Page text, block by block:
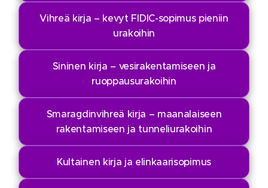
Vihreä kirja – kevyt FIDIC-sopimus pieniin
urakoihin
Sininen kirja – vesirakentamiseen ja
ruoppausurakoihin
Smaragdinvihreä kirja – maanalaiseen
rakentamiseen ja tunneliurakoihin
Kultainen kirja ja elinkaarisopimus